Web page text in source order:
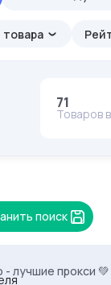
71
Товаров
поиск
с высоким
- лучшие прокси